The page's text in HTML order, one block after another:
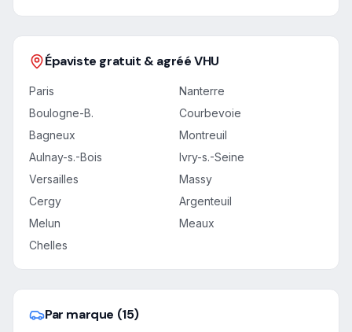
Épaviste gratuit & agréé VHU
Paris
Nanterre
Boulogne-B.
Courbevoie
Bagneux
Montreuil
Aulnay-s.-Bois
Ivry-s.-Seine
Versailles
Massy
Cergy
Argenteuil
Melun
Meaux
Chelles
Par marque (15)